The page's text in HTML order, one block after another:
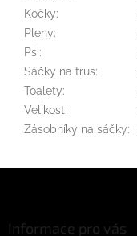
Kočky:
Pleny:
Psi:
Sáčky na trus:
Toalety:
Velikost:
Zásobníky na sáčky:
Informace pro vás